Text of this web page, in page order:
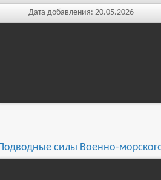
Дата добавления: 20.05.2026
силы Военно-